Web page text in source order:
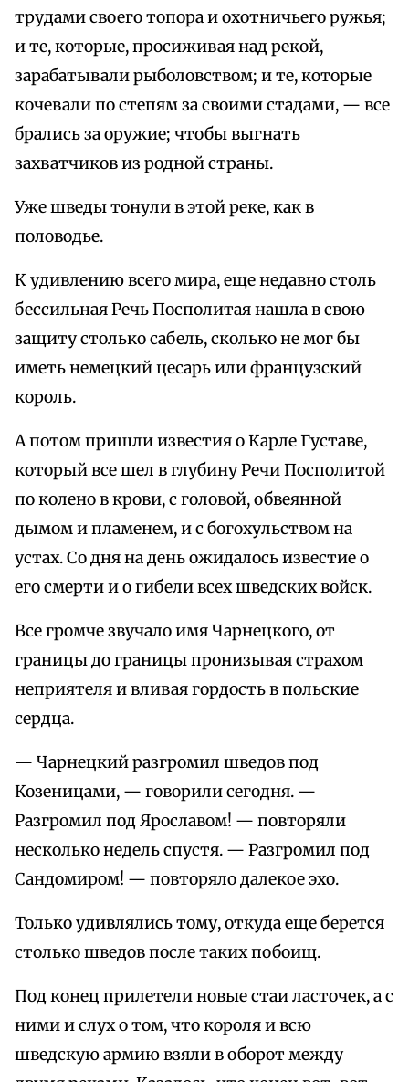
трудами своего топора и охотничьего ружья;
и те, которые, просиживая над рекой,
зарабатывали рыболовством; и те, которые
кочевали по степям за своими стадами, — все
брались за оружие; чтобы выгнать
захватчиков из родной страны.
Уже шведы тонули в этой реке, как в
половодье.
К удивлению всего мира, еще недавно столь
бессильная Речь Посполитая нашла в свою
защиту столько сабель, сколько не мог бы
иметь немецкий цесарь или французский
король.
А потом пришли известия о Карле Густаве,
который все шел в глубину Речи Посполитой
по колено в крови, с головой, обвеянной
дымом и пламенем, и с богохульством на
устах. Со дня на день ожидалось известие о
его смерти и о гибели всех шведских войск.
Все громче звучало имя Чарнецкого, от
границы до границы пронизывая страхом
неприятеля и вливая гордость в польские
сердца.
— Чарнецкий разгромил шведов под
Козеницами, — говорили сегодня. —
Разгромил под Ярославом! — повторяли
несколько недель спустя. — Разгромил под
Сандомиром! — повторяло далекое эхо.
Только удивлялись тому, откуда еще берется
столько шведов после таких побоищ.
Под конец прилетели новые стаи ласточек, а с
ними и слух о том, что короля и всю
шведскую армию взяли в оборот между